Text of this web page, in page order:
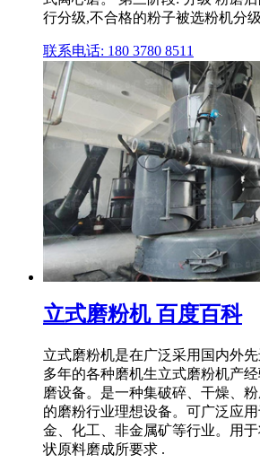
行分级,不合格的粉子被选粉机分
联系电话: 180 3780 8511
立式磨粉机 百度百科
立式磨粉机是在广泛采用国内外
多年的各种磨机生立式磨粉机产
磨设备。是一种集破碎、干燥、
的磨粉行业理想设备。可广泛应
金、化工、非金属矿等行业。用
状原料磨成所要求 .